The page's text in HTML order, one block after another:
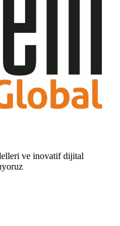
ve inovatif dijital